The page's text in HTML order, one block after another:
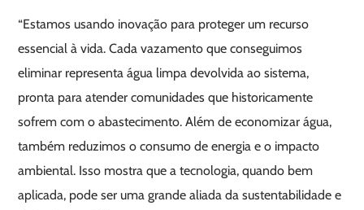
“Estamos usando inovação para proteger um recurso
essencial à vida. Cada vazamento que conseguimos
eliminar representa água limpa devolvida ao sistema,
pronta para atender comunidades que historicamente
sofrem com o abastecimento. Além de economizar água,
também reduzimos o consumo de energia e o impacto
ambiental. Isso mostra que a tecnologia, quando bem
aplicada, pode ser uma grande aliada da sustentabilidade e